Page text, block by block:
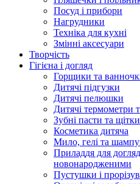
Посуд і прибори
Нагрудники
Техніка для кухні
Змінні аксесуари
Творчість
Гігієна і догляд
Горщики та
Дитячі підгузки
Дитячі пелюшки
Дитячі термометри
Зубні пасти та щітки
Косметика дитяча
Мило, гелі та
Приладдя для
новонародженими
Пустушки і